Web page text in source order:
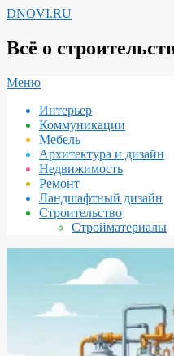
Перейти
содержимому
DNOVI.RU
Всё о
Вторичное
навигации
Меню
Интерьер
Коммуникации
Мебель
Архитектура и дизайн
Недвижимость
Ремонт
Ландшафтный дизайн
Строительство
Стройматериалы